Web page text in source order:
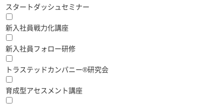
スタートダッシュセミナー
新入社員戦力化講座
新入社員フォロー研修
トラステッドカンパニー®︎研究会
育成型アセスメント講座